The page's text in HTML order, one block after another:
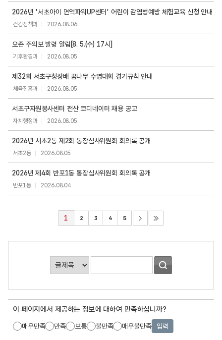
2026년 '서초아이 면역파워UP센터' 어린이 감염병예방 체험교육 신청 안내
건강정책과 2026.08.06
오존 주의보 발령 알림[8. 5.(수) 17시]
기후환경과 2026.08.05
제32회 서초구청장배 꿈나무 수영대회 경기규칙 안내
체육진흥과 2026.08.05
서초구자원봉사센터 전산 코디네이터 채용 공고
자치행정과 2026.08.05
2026년 서초2동 제2회 통장심사위원회 회의록 공개
서초2동 2026.08.05
2026년 제4회 반포1동 통장심사위원회 회의록 공개
반포1동 2026.08.04
1 2 3 4 5
시
판
검
색
이 페이지에서 제공하는 정보에 대하여 만족하십니까?
매우만족 만족 보통 불만족 매우불만족 입력